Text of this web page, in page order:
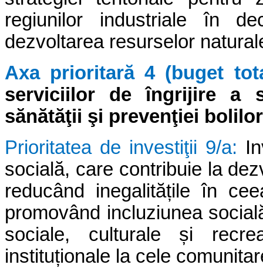
regiunilor industriale în
dezvoltarea resurselor
Axa prioritară 4 (buget
serviciilor de îngrijire a
sănătăţii şi prevenţiei
Prioritatea de investiţii 9/a:
socială, care contribuie la
reducând inegalitățile în
promovând incluziunea
sociale, culturale și
instituționale la cele